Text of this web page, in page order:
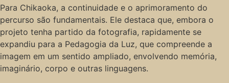
Para Chikaoka, a continuidade e o aprimoramento do
percurso são fundamentais. Ele destaca que, embora o
projeto tenha partido da fotografia, rapidamente se
expandiu para a Pedagogia da Luz, que compreende a
imagem em um sentido ampliado, envolvendo memória,
imaginário, corpo e outras linguagens.